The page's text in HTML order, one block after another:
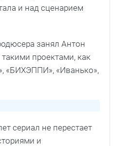
и над сценарием
занял Антон
проектами, как
«БИХЭППИ», «Иванько»,
сериал не перестает
и